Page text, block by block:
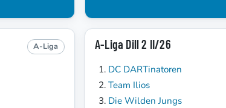
A-Liga A-Liga Dill 2 II/26
DC DARTinatoren
Team Ilios
Die Wilden Jungs